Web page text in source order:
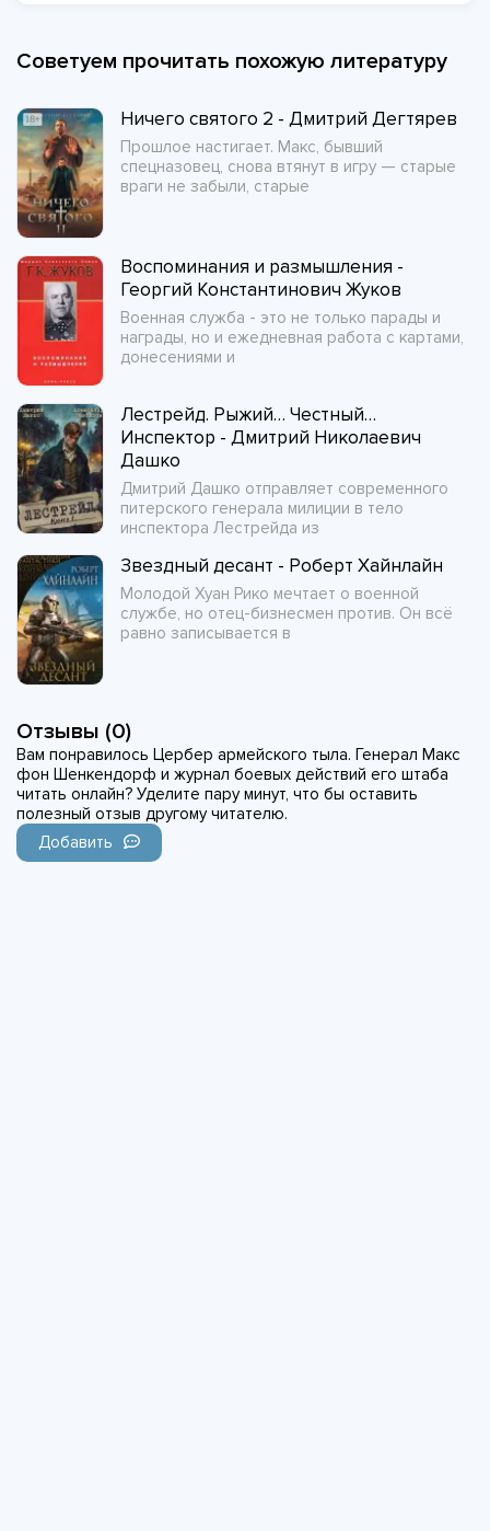
Советуем прочитать похожую литературу
Ничего святого 2 - Дмитрий Дегтярев
Прошлое настигает. Макс, бывший
спецназовец, снова втянут в игру — старые
враги не забыли, старые
Воспоминания и размышления -
Георгий Константинович Жуков
Военная служба - это не только парады и
награды, но и ежедневная работа с картами,
донесениями и
Лестрейд. Рыжий… Честный…
Инспектор - Дмитрий Николаевич
Дашко
Дмитрий Дашко отправляет современного
питерского генерала милиции в тело
инспектора Лестрейда из
Звездный десант - Роберт Хайнлайн
Молодой Хуан Рико мечтает о военной
службе, но отец-бизнесмен против. Он всё
равно записывается в
Отзывы (0)
Вам понравилось Цербер армейского тыла. Генерал Макс
фон Шенкендорф и журнал боевых действий его штаба
читать онлайн? Уделите пару минут, что бы оставить
полезный отзыв другому читателю.
Добавить